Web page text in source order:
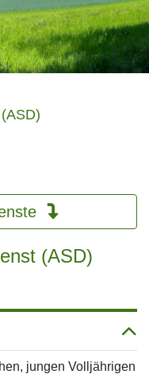
(ASD)
jungen Volljährigen